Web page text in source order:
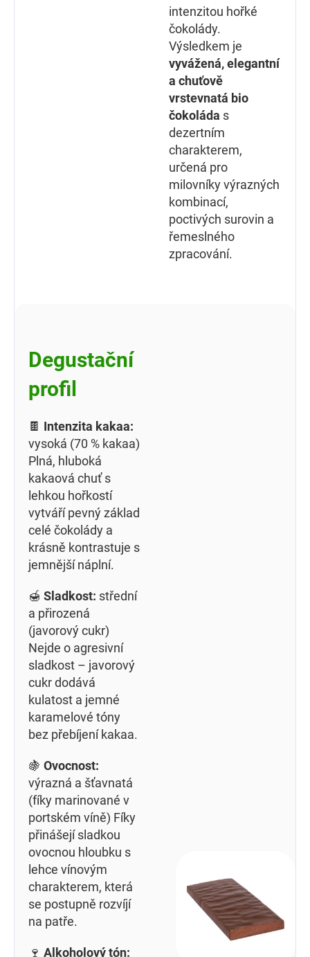
intenzitou hořké
čokolády.
Výsledkem je
vyvážená, elegantní
a chuťově
vrstevnatá bio
čokoláda s
dezertním
charakterem,
určená pro
milovníky výrazných
kombinací,
poctivých surovin a
řemeslného
zpracování.
Degustační
profil
🍫 Intenzita kakaa:
vysoká (70 % kakaa)
Plná, hluboká
kakaová chuť s
lehkou hořkostí
vytváří pevný základ
celé čokolády a
krásně kontrastuje s
jemnější náplní.
🍯 Sladkost: střední
a přirozená
(javorový cukr)
Nejde o agresivní
sladkost – javorový
cukr dodává
kulatost a jemné
karamelové tóny
bez přebíjení kakaa.
🍇 Ovocnost:
výrazná a šťavnatá
(fíky marinované v
portském víně) Fíky
přinášejí sladkou
ovocnou hloubku s
lehce vínovým
charakterem, která
se postupně rozvíjí
na patře.
🍷 Alkoholový tón: